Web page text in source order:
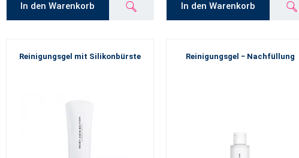
In den Warenkorb In den Warenkorb
Reinigungsgel mit Silikonbürste Reinigungsgel − Nachfüllung